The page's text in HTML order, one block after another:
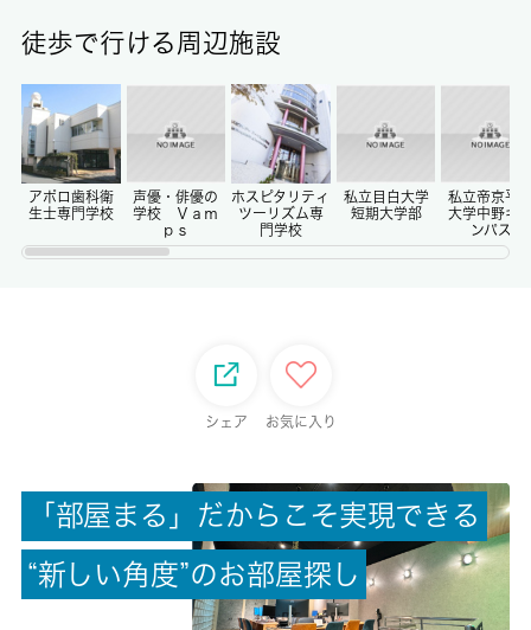
-
償却/敷引
-/-
権利金/雑費
駐車場/料金
無/-
徒歩で行ける周辺施設
アポロ歯科衛
生士専門学校
声優・俳優の
学校 Ｖａｍ
ｐｓ
ホスピタリティ
ツーリズム専
門学校
私立目白大学
短期大学部
私立帝京平
大学中野キ
ンパス
シェア お気に入り
「 部屋 ま る 」 だ か ら こ そ実現で き る
“新 し い角 度”のお部屋探 し